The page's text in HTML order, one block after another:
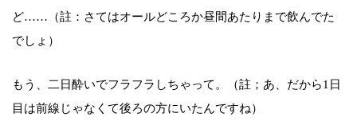
ど……（註：さてはオールどころか昼間あたりまで飲んでた
でしょ）
もう、二日酔いでフラフラしちゃって。（註；あ、だから1日
目は前線じゃなくて後ろの方にいたんですね）